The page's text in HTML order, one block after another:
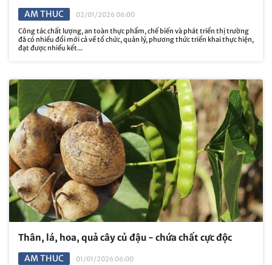
AM THUC
02/01/2026 06:00
Công tác chất lượng, an toàn thực phẩm, chế biến và phát triển thị trường
đã có nhiều đổi mới cả về tổ chức, quản lý, phương thức triển khai thực hiện,
đạt được nhiều kết...
Thân, lá, hoa, quả cây củ đậu - chứa chất cực độc
AM THUC
01/01/2026 06:00